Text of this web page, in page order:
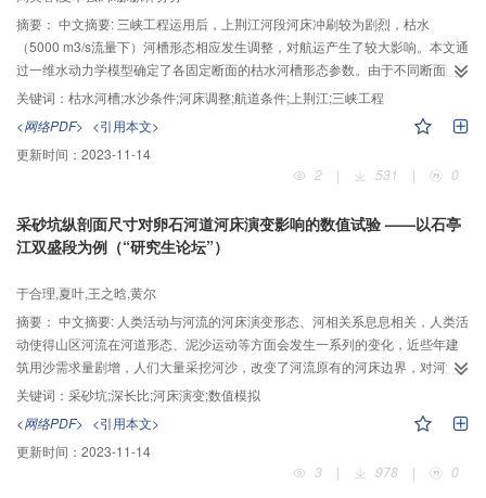
进行预测，为河流的综合开发与管理提供科学依据。本文可进一步研究该河段
人工采砂等人类因素干扰下河床粗化表层的破坏对河床演变的影响，以对涉河
建筑物的设计与防护提供参考；或结合震后河流水沙变化研究河道横向与纵向
演变趋势，以对震后河道治理提供依据。
摘要： 中文摘要: 三峡工程运用后，上荆江河段河床冲刷较为剧烈，枯水
（5000 m3/s流量下）河槽形态相应发生调整，对航运产生了较大影响。本文通
过一维水动力学模型确定了各固定断面的枯水河槽形态参数。由于不同断面的
河槽形态沿程存在显著差异，故采用基于对数转换的几何平均与断面间距加权
平均相结合的河段平均方法，计算了2002-2015年上荆江河段尺度的枯水河槽
形态参数。计算结果表明：受大范围护岸及护滩工程的影响，研究时段内上荆
江枯水河槽宽度仅有小幅度增加，而相应的水深和面积增加约0.68 m及870
m2，增幅分别达12%及15%，航道条件总体上有所改善；枯水河槽宽深比呈持
态趋于窄深；但在火箭洲、沙市及公安弯道等局部河段，江心洲或凸岸边滩的
剧烈冲刷导致河槽展宽，宽深比明显增加，引起局部水深不足、航槽不稳定等
度的枯水河槽形态参数与前6年平均的汛期水流冲刷强度之间的经验关系。结果
表明：受人类活动干扰，上荆江河段尺度的枯水河槽宽度与前期水沙条件的相
关程度较低，故建立的枯水河槽宽度公式不能反映水沙条件变化对河宽调整的
影响；而上荆江河段尺度的枯水河槽水深、面积、宽深比与前6年平均的汛期水
流冲刷强度的相关程度分别为0.92、0.95及0.85，故这三个参数均可较好地对
关键词： 枯水河槽;水沙条件;河床调整;航道条件;上荆江;三峡工程
<网络PDF> <引用本文>
更新时间： 2023-11-14
2
| 531 | 0
采砂坑纵剖面尺寸对卵石河道河床演变影响的数值试验 ——以石亭
江双盛段为例（“研究生论坛”）
于合理,夏叶,王之晗,黄尔
摘要： 中文摘要: 人类活动与河流的河床演变形态、河相关系息息相关，人类活
动使得山区河流在河道形态、泥沙运动等方面会发生一系列的变化，近些年建
筑用沙需求量剧增，人们大量采挖河沙，改变了河流原有的河床边界，对河流
的演变产生了诸多影响。研究河道采砂对河床演变的影响具有重要的学术及实
践意义。本文依托HEC-RAS泥沙计算模块，以石亭江双盛段为研究对象，结合
野外调查实际情况，拟定数种采砂坑工况，研究采砂坑纵剖面尺寸对河道河床
演变的影响。根据资料和野外调查情况，首先，拟定HEC-RAS河道模型断面及
水流和泥沙边界条件，然后在采砂方量及采沙坑宽度相同的条件下，拟定5种不
关键词： 采砂坑;深长比;河床演变;数值模拟
<网络PDF> <引用本文>
更新时间： 2023-11-14
3
| 978 | 0